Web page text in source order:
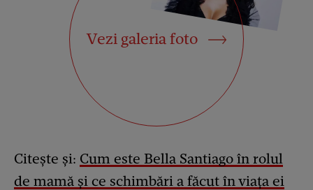
Vezi galeria foto
Citește și: Cum este Bella Santiago în rolul
de mamă și ce schimbări a făcut în viața ei